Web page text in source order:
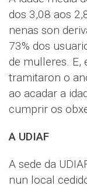
dos 3,08 aos
nenas son
73% dos
de mulleres. E,
tramitaron o
ao acadar a
cumprir os
A UDIAF
A sede da
nun local